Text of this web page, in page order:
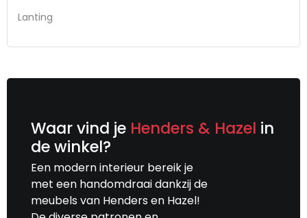
Lanting
Waar vind je Henders & Hazel in
de winkel?
Een modern interieur bereik je
met een handomdraai dankzij de
meubels van Henders en Hazel!